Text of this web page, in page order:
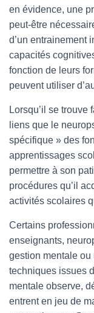
en évidence, une
peut-être
d’un entrainement
capacités
fonction de leurs
peuvent utiliser
Lorsqu’il se
liens que le
spécifique » des
apprentissages
permettre à son
procédures qu’il
activités scolaires
Certains
enseignants,
gestion mentale
techniques issues
mentale observe,
entrent en jeu de